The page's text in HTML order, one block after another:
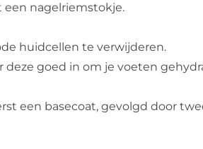
nagelriemstokje.
huidcellen te verwijderen.
deze goed in om je voeten
een basecoat, gevolgd door